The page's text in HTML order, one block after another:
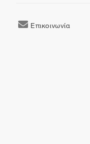
Επικοινωνία